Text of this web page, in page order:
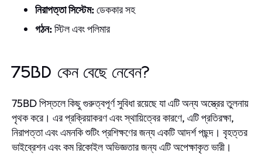
নিরাপত্তা সিস্টেম:ডেককার সহ
গঠন:স্টিল এবং পলিমার
75BD কেন বেছে নেবেন?
75BD পিস্তলে কিছু গুরুত্বপূর্ণ সুবিধা রয়েছে যা এটি অন্য অস্ত্রের তুলনায়
পৃথক করে। এর প্রক্রিয়াকরণ এবং স্থায়িত্বের কারণে, এটি প্রতিরক্ষা,
নিরাপত্তা এবং এমনকি শুটিং প্রশিক্ষণের জন্য একটি আদর্শ পছন্দ। বৃহত্তর
ভাইব্রেশন এবং কম রিকোইল অভিজ্ঞতার জন্য এটি অপেক্ষাকৃত ভারী।